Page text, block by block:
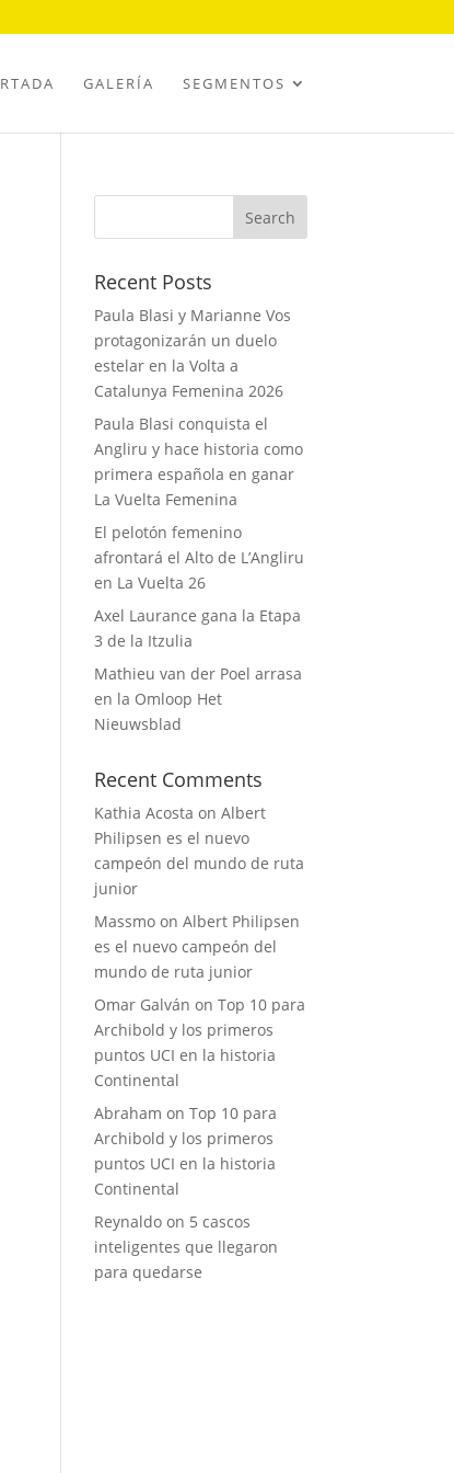
GALERÍA SEGMENTOS
Recent Posts
Paula Blasi y Marianne Vos
protagonizarán un duelo
estelar en la Volta a
Catalunya Femenina 2026
Paula Blasi conquista el
Angliru y hace historia como
primera española en ganar
La Vuelta Femenina
El pelotón femenino
afrontará el Alto de L’Angliru
en La Vuelta 26
Axel Laurance gana la Etapa
3 de la Itzulia
Mathieu van der Poel arrasa
en la Omloop Het
Nieuwsblad
Recent Comments
Kathia Acosta onAlbert
Philipsen es el nuevo
campeón del mundo de ruta
junior
Massmo onAlbert Philipsen
es el nuevo campeón del
mundo de ruta junior
Omar Galván onTop 10 para
Archibold y los primeros
puntos UCI en la historia
Continental
Abraham onTop 10 para
Archibold y los primeros
puntos UCI en la historia
Continental
Reynaldo on 5 cascos
inteligentes que llegaron
para quedarse